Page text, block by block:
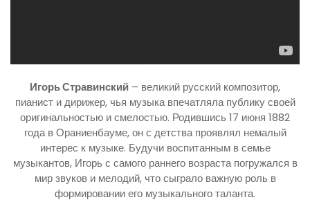
Игорь Стравинский – великий русский композитор,
пианист и дирижер, чья музыка впечатляла публику своей
оригинальностью и смелостью. Родившись 17 июня 1882
года в Ораниенбауме, он с детства проявлял немалый
интерес к музыке. Будучи воспитанным в семье
музыкантов, Игорь с самого раннего возраста погружался в
мир звуков и мелодий, что сыграло важную роль в
формировании его музыкального таланта.